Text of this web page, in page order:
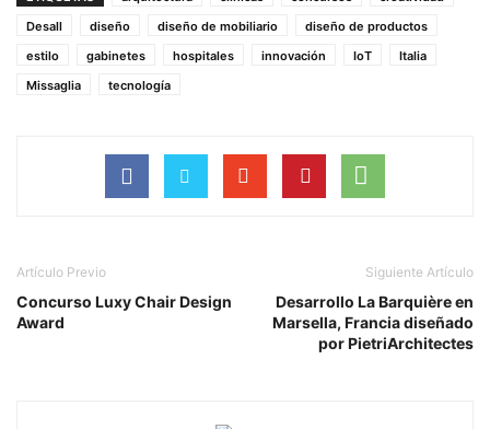
Desall
diseño diseño de mobiliario
diseño de productos
estilo
gabinetes hospitales innovación IoT
Italia
Missaglia
tecnología
Artículo Previo
Concurso Luxy Chair Design
Award
Siguiente Artículo
Desarrollo La Barquière en
Marsella, Francia diseñado
por PietriArchitectes